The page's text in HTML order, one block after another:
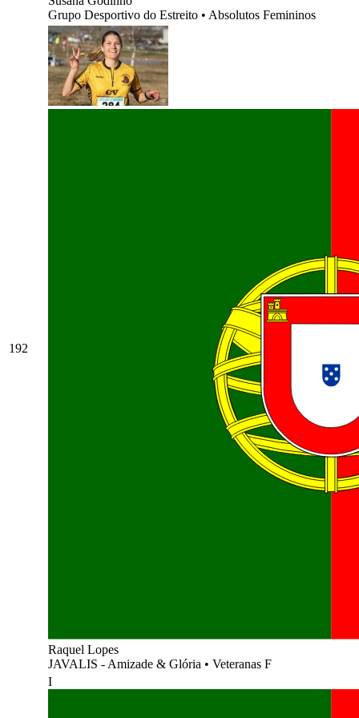
Grupo Desportivo do Estreito • Absolutos Femininos
192
Raquel Lopes
JAVALIS - Amizade & Glória • Veteranas F
I